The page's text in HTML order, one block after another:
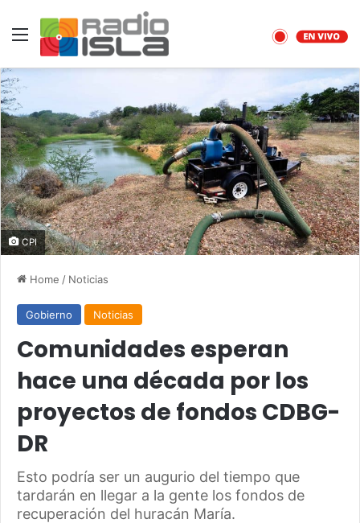
Menu
CPI
Home / Noticias
Gobierno Noticias
Comunidades esperan
hace una década por los
proyectos de fondos CDBG-
DR
Esto podría ser un augurio del tiempo que
tardarán en llegar a la gente los fondos de
recuperación del huracán María.